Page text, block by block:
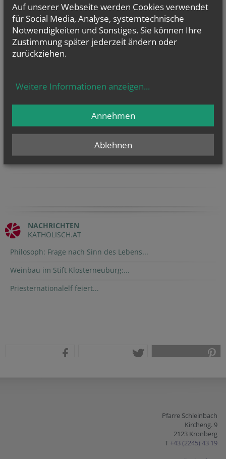
Mt 14, 22–33
NACHRICHTEN
KATHOLISCH.AT
Philosoph: Frage nach Sinn des Lebens...
Weinbau im Stift Klosterneuburg:...
Priesternationalelf feiert...
Pfarre Schleinbach
Kircheng. 9
2123 Kronberg
T +43 (2245) 43 19
Auf unserer Webseite werden Cookies verwendet
für Social Media, Analyse, systemtechnische
Notwendigkeiten und Sonstiges. Sie können Ihre
Zustimmung später jederzeit ändern oder
zurückziehen.
Weitere Informationen anzeigen...
Ablehnen
Annehmen